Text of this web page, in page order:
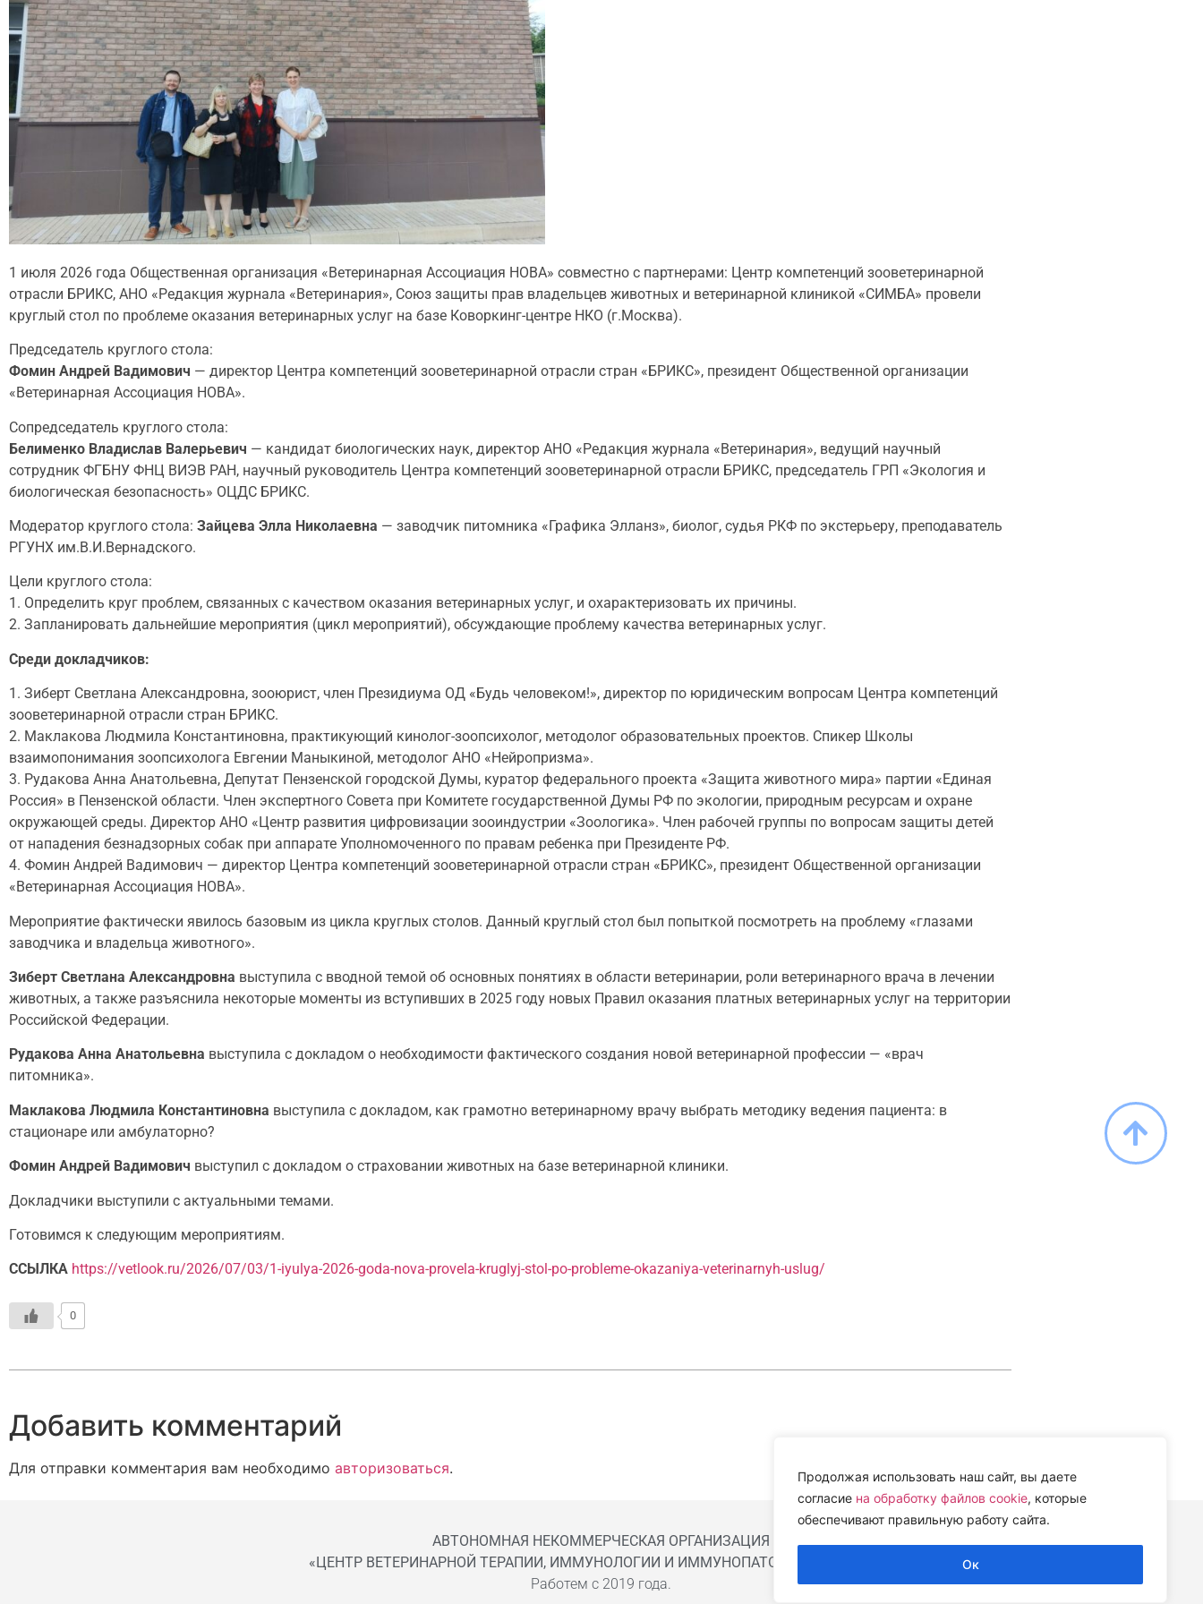
Продолжая использовать наш сайт, вы даете
согласие на обработку файлов cookie, которые
обеспечивают правильную работу сайта.
Ок
1 июля 2026 года Общественная организация «Ветеринарная Ассоциация НОВА» совместно с партнерами: Центр компетенций зооветеринарной
отрасли БРИКС, АНО «Редакция журнала «Ветеринария», Союз защиты прав владельцев животных и ветеринарной клиникой «СИМБА» провели
круглый стол по проблеме оказания ветеринарных услуг на базе Коворкинг-центре НКО (г.Москва).
Председатель круглого стола:
Фомин Андрей Вадимович — директор Центра компетенций зооветеринарной отрасли стран «БРИКС», президент Общественной организации
«Ветеринарная Ассоциация НОВА».
Сопредседатель круглого стола:
Белименко Владислав Валерьевич — кандидат биологических наук, директор АНО «Редакция журнала «Ветеринария», ведущий научный
сотрудник ФГБНУ ФНЦ ВИЭВ РАН, научный руководитель Центра компетенций зооветеринарной отрасли БРИКС, председатель ГРП «Экология и
биологическая безопасность» ОЦДС БРИКС.
Модератор круглого стола: Зайцева Элла Николаевна — заводчик питомника «Графика Элланз», биолог, судья РКФ по экстерьеру, преподаватель
РГУНХ им.В.И.Вернадского.
Цели круглого стола:
1. Определить круг проблем, связанных с качеством оказания ветеринарных услуг, и охарактеризовать их причины.
2. Запланировать дальнейшие мероприятия (цикл мероприятий), обсуждающие проблему качества ветеринарных услуг.
Среди докладчиков:
1. Зиберт Светлана Александровна, зооюрист, член Президиума ОД «Будь человеком!», директор по юридическим вопросам Центра компетенций
зооветеринарной отрасли стран БРИКС.
2. Маклакова Людмила Константиновна, практикующий кинолог-зоопсихолог, методолог образовательных проектов. Спикер Школы
взаимопонимания зоопсихолога Евгении Маныкиной, методолог АНО «Нейропризма».
3. Рудакова Анна Анатольевна, Депутат Пензенской городской Думы, куратор федерального проекта «Защита животного мира» партии «Единая
Россия» в Пензенской области. Член экспертного Совета при Комитете государственной Думы РФ по экологии, природным ресурсам и охране
окружающей среды. Директор АНО «Центр развития цифровизации зооиндустрии «Зоологика». Член рабочей группы по вопросам защиты детей
от нападения безнадзорных собак при аппарате Уполномоченного по правам ребенка при Президенте РФ.
4. Фомин Андрей Вадимович — директор Центра компетенций зооветеринарной отрасли стран «БРИКС», президент Общественной организации
«Ветеринарная Ассоциация НОВА».
Мероприятие фактически явилось базовым из цикла круглых столов. Данный круглый стол был попыткой посмотреть на проблему «глазами
заводчика и владельца животного».
Зиберт Светлана Александровна выступила с вводной темой об основных понятиях в области ветеринарии, роли ветеринарного врача в лечении
животных, а также разъяснила некоторые моменты из вступивших в 2025 году новых Правил оказания платных ветеринарных услуг на территории
Российской Федерации.
Рудакова Анна Анатольевна выступила с докладом о необходимости фактического создания новой ветеринарной профессии — «врач
питомника».
Маклакова Людмила Константиновна выступила с докладом, как грамотно ветеринарному врачу выбрать методику ведения пациента: в
стационаре или амбулаторно?
Фомин Андрей Вадимович выступил с докладом о страховании животных на базе ветеринарной клиники.
Докладчики выступили с актуальными темами.
Готовимся к следующим мероприятиям.
ССЫЛКА https://vetlook.ru/2026/07/03/1-iyulya-2026-goda-nova-provela-kruglyj-stol-po-probleme-okazaniya-veterinarnyh-uslug/
0
Добавить комментарий
Для отправки комментария вам необходимо авторизоваться.
АВТОНОМНАЯ НЕКОММЕРЧЕСКАЯ ОРГАНИЗАЦИЯ
«ЦЕНТР ВЕТЕРИНАРНОЙ ТЕРАПИИ, ИММУНОЛОГИИ И ИММУНОПАТОЛОГИИ» (ЦВЕТИ)
Работем с 2019 года.